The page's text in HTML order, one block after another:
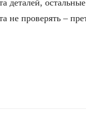
деталей,
не проверять –